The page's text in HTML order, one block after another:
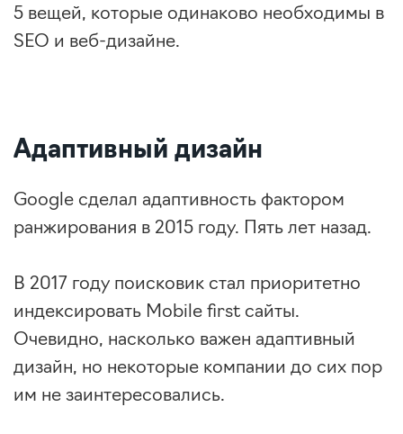
5 вещей, которые одинаково необходимы в
SEO и веб-дизайне.
Адаптивный дизайн
Google сделал адаптивность фактором
ранжирования в 2015 году. Пять лет назад.
В 2017 году поисковик стал приоритетно
индексировать Mobile first сайты.
Очевидно, насколько важен адаптивный
дизайн, но некоторые компании до сих пор
им не заинтересовались.